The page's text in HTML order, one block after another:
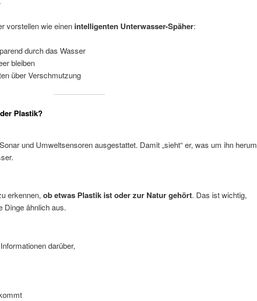
vorstellen wie einen intelligenten Unterwasser-Späher:
durch das Wasser
bleiben
über Verschmutzung
Plastik?
und Umweltsensoren ausgestattet. Damit „sieht“ er, was um ihn herum
erkennen,ob etwas Plastik ist oder zur Natur gehört. Das ist wichtig,
Dinge ähnlich aus.
darüber,